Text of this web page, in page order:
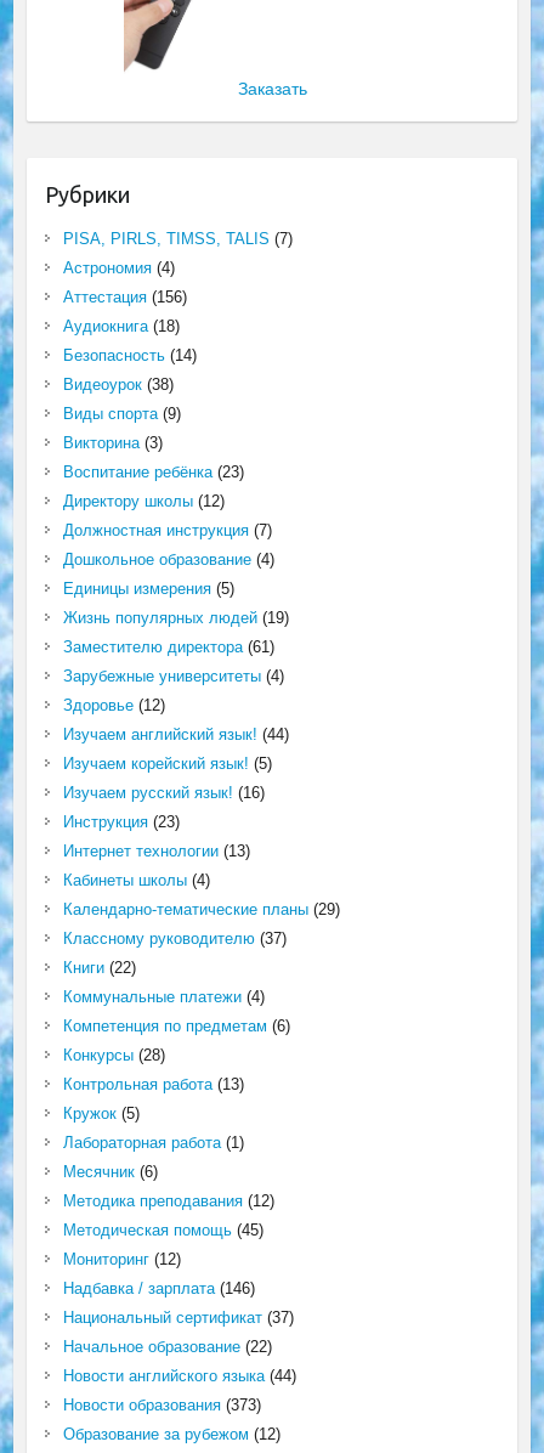
Заказать
Рубрики
PISA, PIRLS, TIMSS, TALIS (7)
Астрономия(4)
Аттестация(156)
Аудиокнига(18)
Безопасность(14)
Видеоурок(38)
Виды спорта(9)
Викторина(3)
Воспитание ребёнка(23)
Директору школы(12)
Должностная инструкция(7)
Дошкольное образование(4)
Единицы измерения(5)
Жизнь популярных людей(19)
Заместителю директора(61)
Зарубежные университеты(4)
Здоровье(12)
Изучаем английский язык! (44)
Изучаем корейский язык! (5)
Изучаем русский язык! (16)
Инструкция(23)
Интернет технологии(13)
Кабинеты школы(4)
Календарно-тематические планы(29)
Классному руководителю(37)
Книги(22)
Коммунальные платежи(4)
Компетенция по предметам (6)
Конкурсы(28)
Контрольная работа(13)
Кружок(5)
Лабораторная работа(1)
Месячник(6)
Методика преподавания(12)
Методическая помощь(45)
Мониторинг(12)
Надбавка / зарплата(146)
Национальный сертификат(37)
Начальное образование(22)
Новости английского языка(44)
Новости образования(373)
Образование за рубежом (12)